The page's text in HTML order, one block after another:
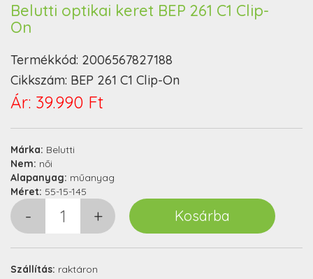
Belutti optikai keret BEP 261 C1 Clip-
On
Termékkód: 2006567827188
Cikkszám: BEP 261 C1 Clip-On
Ár: 39.990 Ft
Márka: Belutti
Nem: női
Alapanyag: műanyag
Méret: 55-15-145
Szállítás: raktáron